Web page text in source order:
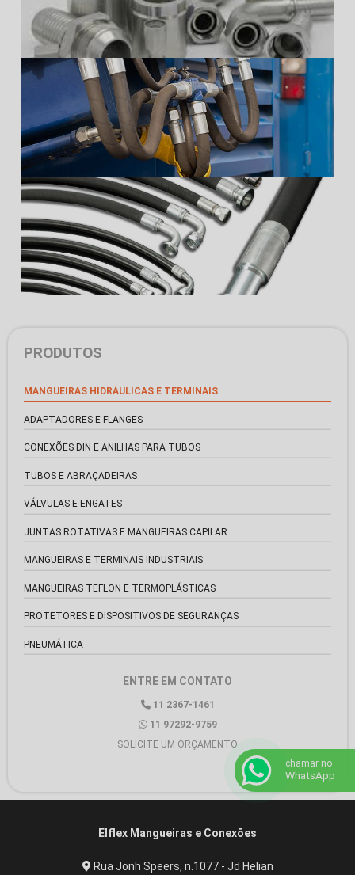
PRODUTOS
MANGUEIRAS HIDRÁULICAS E TERMINAIS
ADAPTADORES E FLANGES
CONEXÕES DIN E ANILHAS PARA TUBOS
TUBOS E ABRAÇADEIRAS
VÁLVULAS E ENGATES
JUNTAS ROTATIVAS E MANGUEIRAS CAPILAR
MANGUEIRAS E TERMINAIS INDUSTRIAIS
MANGUEIRAS TEFLON E TERMOPLÁSTICAS
PROTETORES E DISPOSITIVOS DE SEGURANÇAS
PNEUMÁTICA
ENTRE EM CONTATO
11 2367-1461
11 97292-9759
SOLICITE UM ORÇAMENTO
Elflex Mangueiras e Conexões
Rua Jonh Speers, n.1077 - Jd Helian
chamar no
WhatsApp